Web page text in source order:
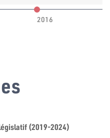
2016
(2019-2024)